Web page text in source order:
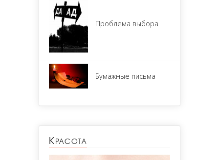
Проблема выбора
Бумажные письма
Красота